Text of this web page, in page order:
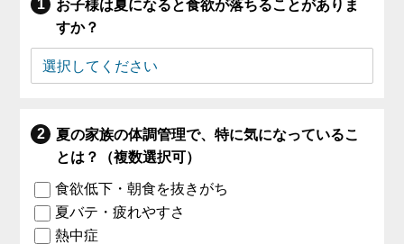
お子様は夏になると食欲が落ちることがありま
すか？
夏の家族の体調管理で、特に気になっているこ
とは？（複数選択可）
食欲低下・朝食を抜きがち
夏バテ・疲れやすさ
熱中症